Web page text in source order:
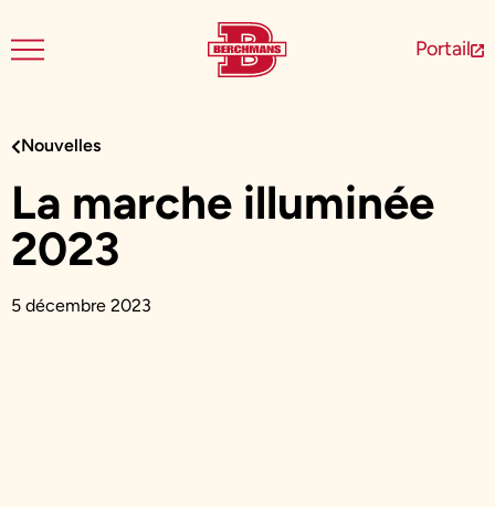
Portail
Nouvelles
La marche illuminée
2023
5 décembre 2023